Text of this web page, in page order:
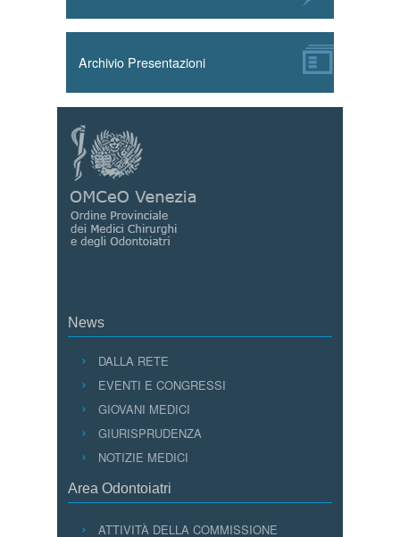
Archivio Presentazioni
News
DALLA RETE
EVENTI E CONGRESSI
GIOVANI MEDICI
GIURISPRUDENZA
NOTIZIE MEDICI
Area Odontoiatri
ATTIVITÀ DELLA COMMISSIONE